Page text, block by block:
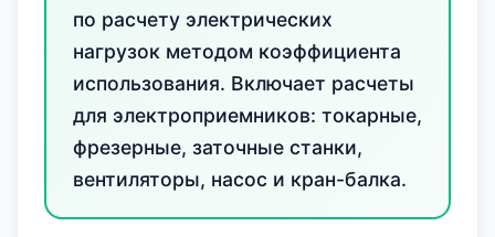
по расчету электрических
нагрузок методом коэффициента
использования. Включает расчеты
для электроприемников: токарные,
фрезерные, заточные станки,
вентиляторы, насос и кран-балка.